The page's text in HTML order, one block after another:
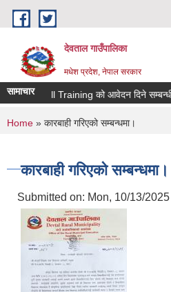
Skip to main content
देवताल गाउँपालिका
मधेश प्रदेश, नेपाल सरकार
सामाचार
Digital Skill Training को आवेदन दिने सम्बन्धी
You are here
Home » कारबाही गरिएको सम्बन्धमा।
कारबाही गरिएको सम्बन्धमा।
Submitted on: Mon, 10/13/